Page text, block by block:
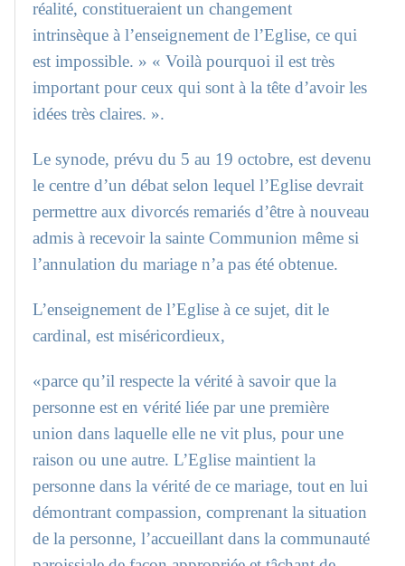
réalité, constitueraient un changement
intrinsèque à l’enseignement de l’Eglise, ce qui
est impossible. » « Voilà pourquoi il est très
important pour ceux qui sont à la tête d’avoir les
idées très claires. ».
Le synode, prévu du 5 au 19 octobre, est devenu
le centre d’un débat selon lequel l’Eglise devrait
permettre aux divorcés remariés d’être à nouveau
admis à recevoir la sainte Communion même si
l’annulation du mariage n’a pas été obtenue.
L’enseignement de l’Eglise à ce sujet, dit le
cardinal, est miséricordieux,
«parce qu’il respecte la vérité à savoir que la
personne est en vérité liée par une première
union dans laquelle elle ne vit plus, pour une
raison ou une autre. L’Eglise maintient la
personne dans la vérité de ce mariage, tout en lui
démontrant compassion, comprenant la situation
de la personne, l’accueillant dans la communauté